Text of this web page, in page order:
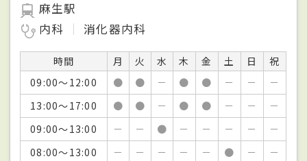
麻生駅
内科
消化器内科
時間 月 火 水 木 金 土 日
祝
09:00～12:00
● ● － ● ● － －
－
13:00～17:00
● ● － ● ● － －
－
09:00～13:00
－ － ● － － － －
－
08:00～13:00
－ － － － － ● －
－